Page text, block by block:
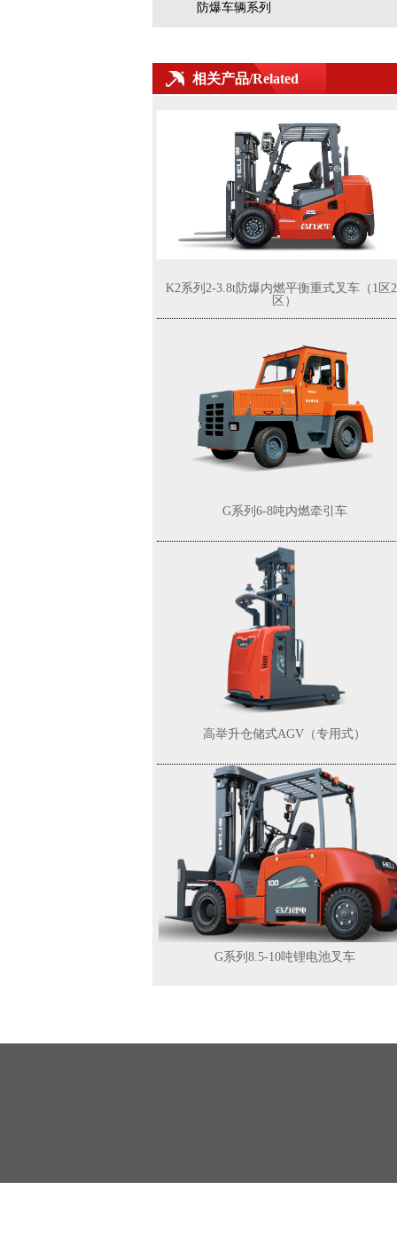
防爆车辆系列
相关产品/Related
G系列8.5-10吨锂电池叉车
K2系列2-3.8t防爆内燃平衡重式叉车（1区
区）
G系列6-8吨内燃牵引车
高举升仓储式AGV（专用式）
G系列8.5-10吨锂电池叉车
K2系列2-3.8t防爆内燃平衡重式叉车（1区